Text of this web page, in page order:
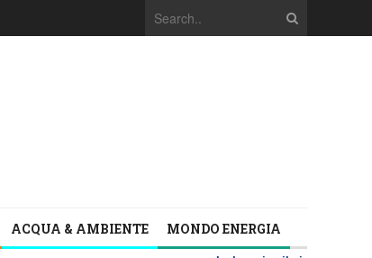
ACQUA & AMBIENTE MONDO ENERGIA